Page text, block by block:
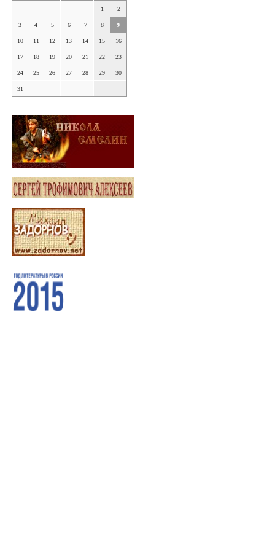
1 2
3 4 5 6 7 8 9
10 11 12 13 14 15 16
17 18 19 20 21 22 23
24 25 26 27 28 29 30
31